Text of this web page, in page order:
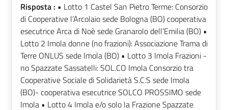
Risposta : • Lotto 1 Castel San Pietro Terme: Consorzio
di Cooperative l’Arcolaio sede Bologna (BO) cooperativa
esecutrice Arca di Noè sede Granarolo dell’Emilia (BO) •
Lotto 2 Imola donne (no frazioni): Associazione Trama di
Terre ONLUS sede Imola (BO) • Lotto 3 Imola Frazioni -
no Spazzate Sassatelli: SOL.CO Imola Consorzio tra
Cooperative Sociale di Solidarietà S.C.S sede Imola
(BO)- cooperativa esecutrice SOLCO PROSSIMO sede
Imola • Lotto 4 Imola e/o solo la Frazione Spazzate